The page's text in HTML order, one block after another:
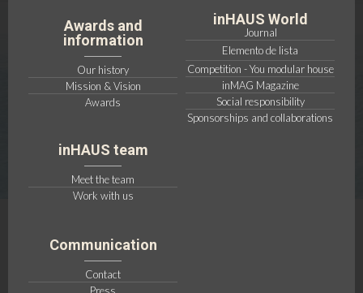
Awards and
information
Our history
Mission & Vision
Awards
inHAUS World
Journal
Elemento de lista
Competition - You modular house
inMAG Magazine
Social responsibility
Sponsorships and collaborations
inHAUS team
Meet the team
Work with us
Communication
Contact
Press